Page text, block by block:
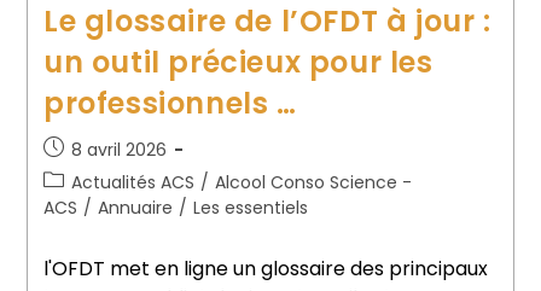
Le glossaire de l’OFDT à jour :
un outil précieux pour les
professionnels …
8 avril 2026
Actualités ACS / Alcool Conso Science -
ACS / Annuaire / Les essentiels
l'OFDT met en ligne un glossaire des principaux